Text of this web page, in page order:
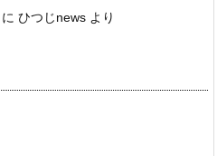
に ひつじnews より